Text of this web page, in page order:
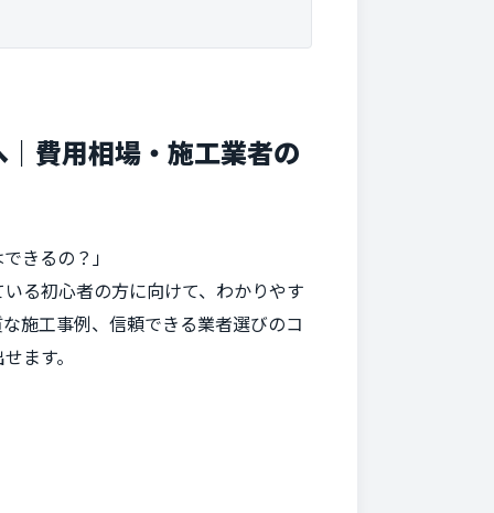
費用相場・施工業者の
きるの？」
る初心者の方に向けて、わかりやす
施工事例、信頼できる業者選びのコ
ます。